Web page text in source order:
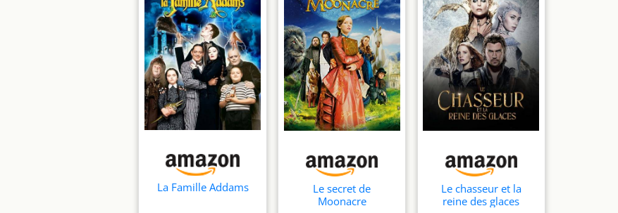
La Famille Addams
Le secret de
Moonacre
Le chasseur et la
reine des glaces